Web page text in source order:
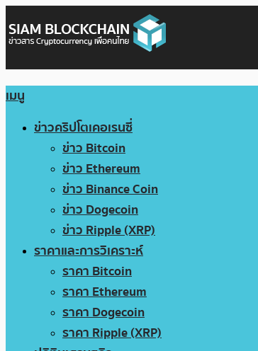
เมนู
ข่าวคริปโตเคอเรนซี่
ข่าว Bitcoin
ข่าว Ethereum
ข่าว Binance Coin
ข่าว Dogecoin
ข่าว Ripple (XRP)
ราคาและการวิเคราะห์
ราคา Bitcoin
ราคา Ethereum
ราคา Dogecoin
ราคา Ripple (XRP)